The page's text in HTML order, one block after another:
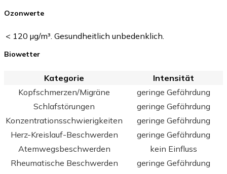
Ozonwerte
< 120 µg/m³. Gesundheitlich unbedenklich.
Biowetter
Kategorie
Intensität
Kopfschmerzen/Migräne
geringe Gefährdung
Schlafstörungen
geringe Gefährdung
Konzentrationsschwierigkeiten
geringe Gefährdung
Herz-Kreislauf-Beschwerden
geringe Gefährdung
Atemwegsbeschwerden
kein Einfluss
Rheumatische Beschwerden
geringe Gefährdung